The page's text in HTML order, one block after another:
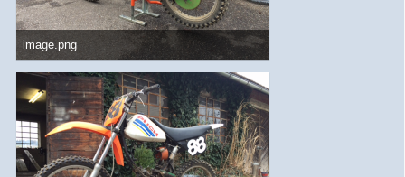
image.png
1,26 MB, 1.136×640, 906 mal angesehen